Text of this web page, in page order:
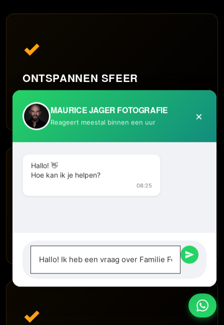
✓
ONTSPANNEN SFEER
✓
✓
MAURICE JAGER FOTOGRAFIE
Reageert meestal binnen een uur ×
Hallo! 👋
Hoe kan ik je helpen?
08:25